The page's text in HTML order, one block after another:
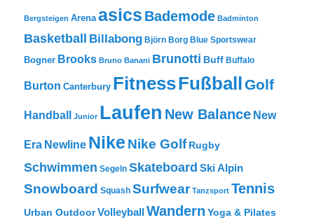
Bergsteigen Arena asics Bademode Badminton
Basketball Billabong Björn Borg Blue Sportswear
Bogner Brooks Bruno Banani Brunotti Buff Buffalo
Burton Canterbury FitnessFußball Golf
Handball Junior Laufen New Balance New
Era Newline Nike Nike Golf Rugby
Schwimmen Segeln Skateboard Ski Alpin
Snowboard Squash Surfwear Tanzsport Tennis
Urban OutdoorVolleyballWandern Yoga & Pilates